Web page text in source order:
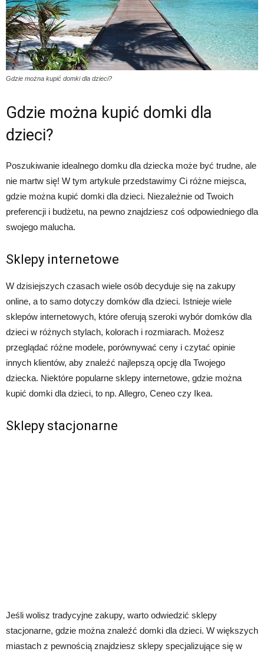
Gdzie można kupić domki dla dzieci?
Gdzie można kupić domki dla
dzieci?
Poszukiwanie idealnego domku dla dziecka może być trudne, ale
nie martw się! W tym artykule przedstawimy Ci różne miejsca,
gdzie można kupić domki dla dzieci. Niezależnie od Twoich
preferencji i budżetu, na pewno znajdziesz coś odpowiedniego dla
swojego malucha.
Sklepy internetowe
W dzisiejszych czasach wiele osób decyduje się na zakupy
online, a to samo dotyczy domków dla dzieci. Istnieje wiele
sklepów internetowych, które oferują szeroki wybór domków dla
dzieci w różnych stylach, kolorach i rozmiarach. Możesz
przeglądać różne modele, porównywać ceny i czytać opinie
innych klientów, aby znaleźć najlepszą opcję dla Twojego
dziecka. Niektóre popularne sklepy internetowe, gdzie można
kupić domki dla dzieci, to np. Allegro, Ceneo czy Ikea.
Sklepy stacjonarne
Jeśli wolisz tradycyjne zakupy, warto odwiedzić sklepy
stacjonarne, gdzie można znaleźć domki dla dzieci. W większych
miastach z pewnością znajdziesz sklepy specjalizujące się w